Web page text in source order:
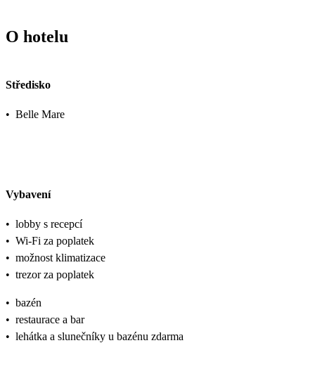
O hotelu
Středisko
• Belle Mare
Vybavení
• lobby s recepcí
• Wi-Fi za poplatek
• možnost klimatizace
• trezor za poplatek
• bazén
• restaurace a bar
• lehátka a slunečníky u bazénu zdarma